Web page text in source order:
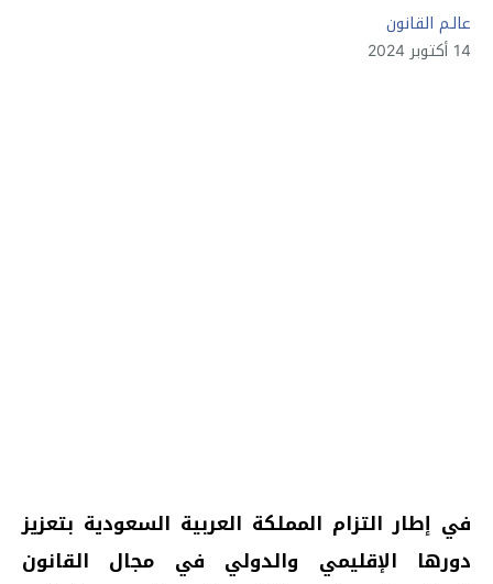
عالـم القانون
14 أكتوبر 2024
في إطار التزام المملكة العربية السعودية بتعزيز
دورها الإقليمي والدولي في مجال القانون